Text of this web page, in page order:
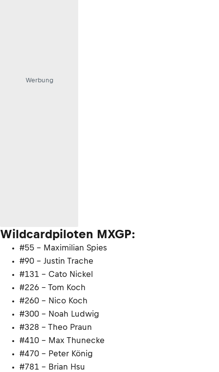
Werbung
Wildcardpiloten MXGP:
#55 - Maximilian Spies
#90 - Justin Trache
#131 - Cato Nickel
#226 - Tom Koch
#260 - Nico Koch
#300 - Noah Ludwig
#328 - Theo Praun
#410 - Max Thunecke
#470 - Peter König
#781 - Brian Hsu